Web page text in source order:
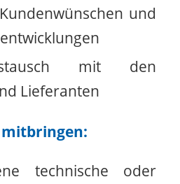
und
mit den
Lieferanten
mitbringen:
technische oder